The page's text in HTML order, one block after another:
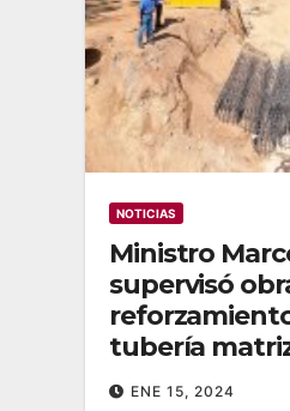
NOTICIAS
Ministro
supervisó
tubería
ENE 15, 2024